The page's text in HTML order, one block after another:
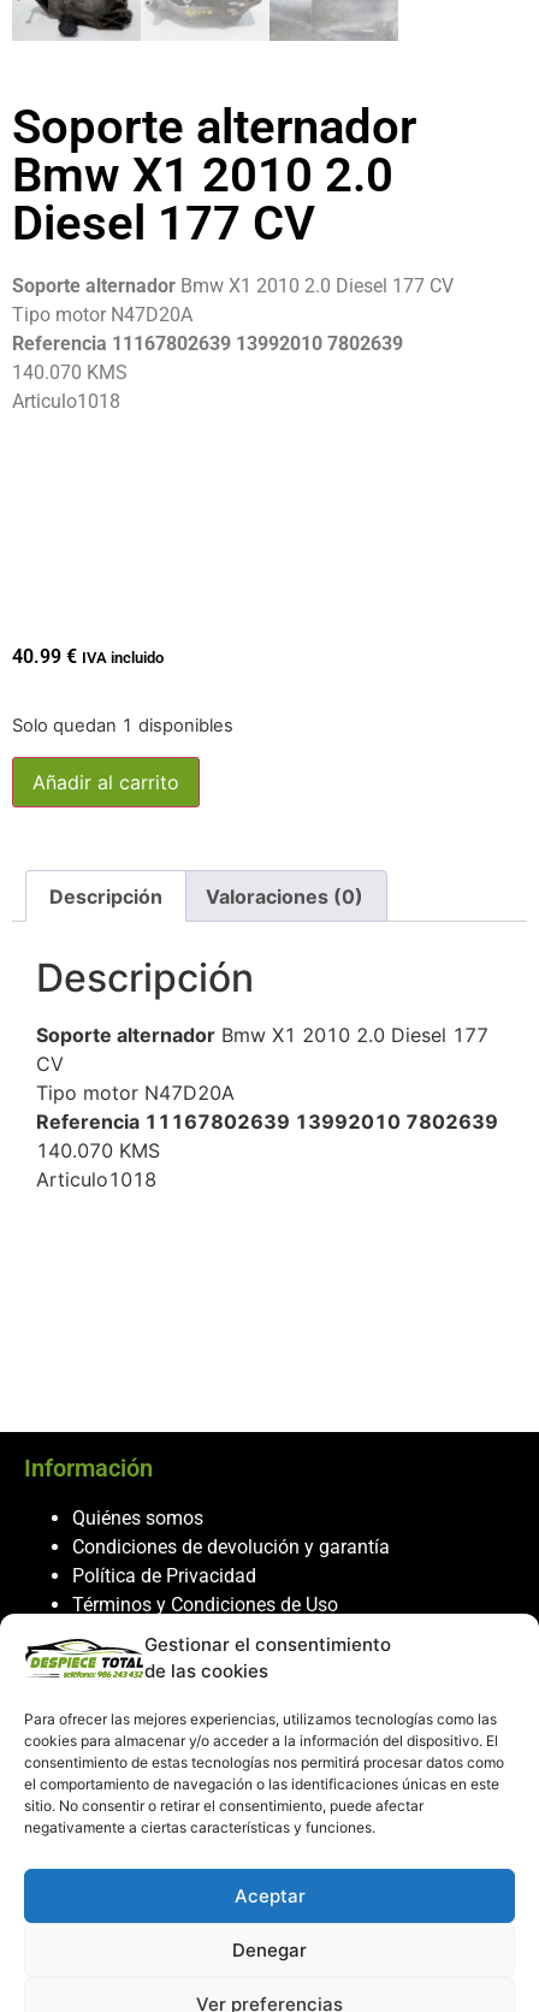
Gestionar el consentimiento
de las cookies
Para ofrecer las mejores experiencias, utilizamos tecnologías como las
cookies para almacenar y/o acceder a la información del dispositivo. El
consentimiento de estas tecnologías nos permitirá procesar datos como
el comportamiento de navegación o las identificaciones únicas en este
sitio. No consentir o retirar el consentimiento, puede afectar
negativamente a ciertas características y funciones.
Aceptar
Denegar
Ver preferencias
Soporte alternador
Bmw X1 2010 2.0
Diesel 177 CV
Soporte alternador Bmw X1 2010 2.0 Diesel 177 CV
Tipo motor N47D20A
Referencia 11167802639 13992010 7802639
140.070 KMS
Articulo1018
40.99 € IVA incluido
Solo quedan 1 disponibles
Añadir al carrito
Descripción Valoraciones (0)
Descripción
Soporte alternador Bmw X1 2010 2.0 Diesel 177
CV
Tipo motor N47D20A
Referencia 11167802639 13992010 7802639
140.070 KMS
Articulo1018
Información
Quiénes somos
Condiciones de devolución y garantía
Política de Privacidad
Términos y Condiciones de Uso
Política de Cookies
Servicio al cliente
Contacto
986 243 432
608 867 074
recambiosdespiecetotal@gmail.com
Mi cuenta
Mi Cuenta